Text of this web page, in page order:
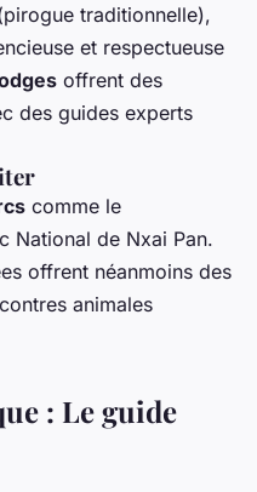
traditionnelle),
et respectueuse
offrent des
des guides experts
comme le
National de Nxai Pan.
offrent néanmoins des
animales
: Le guide